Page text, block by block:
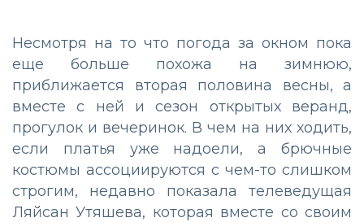
Несмотря на то что погода за окном пока
еще больше похожа на зимнюю,
приближается вторая половина весны, а
вместе с ней и сезон открытых веранд,
прогулок и вечеринок. В чем на них ходить,
если платья уже надоели, а брючные
костюмы ассоциируются с чем-то слишком
строгим, недавно показала телеведущая
Ляйсан Утяшева, которая вместе со своим